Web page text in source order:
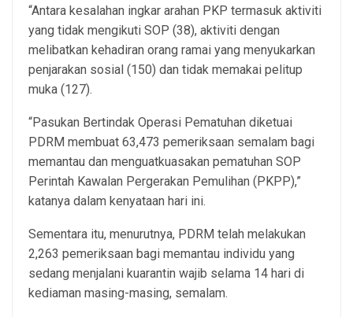
“Antara kesalahan ingkar arahan PKP termasuk aktiviti
yang tidak mengikuti SOP (38), aktiviti dengan
melibatkan kehadiran orang ramai yang menyukarkan
penjarakan sosial (150) dan tidak memakai pelitup
muka (127).
“Pasukan Bertindak Operasi Pematuhan diketuai
PDRM membuat 63,473 pemeriksaan semalam bagi
memantau dan menguatkuasakan pematuhan SOP
Perintah Kawalan Pergerakan Pemulihan (PKPP),”
katanya dalam kenyataan hari ini.
Sementara itu, menurutnya, PDRM telah melakukan
2,263 pemeriksaan bagi memantau individu yang
sedang menjalani kuarantin wajib selama 14 hari di
kediaman masing-masing, semalam.